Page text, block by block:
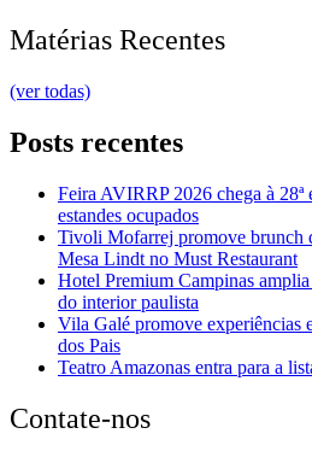
Matérias Recentes
(ver todas)
Posts recentes
Feira AVIRRP 2026 chega à 28ª
estandes ocupados
Tivoli Mofarrej promove brunch
Mesa Lindt no Must Restaurant
Hotel Premium Campinas
do interior paulista
Vila Galé promove experiências
dos Pais
Teatro Amazonas entra para a
Contate-nos